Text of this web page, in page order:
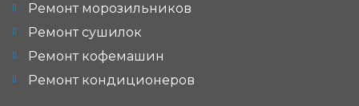
Ремонт морозильников
Ремонт сушилок
Ремонт кофемашин
Ремонт кондиционеров